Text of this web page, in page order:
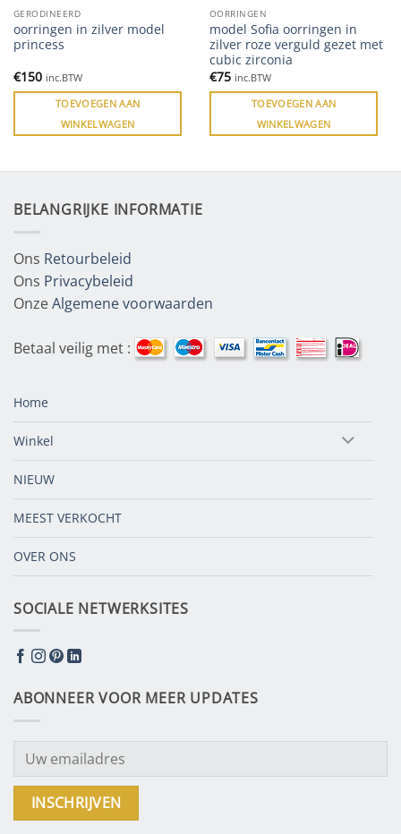
GERODINEERD
oorringen in zilver model
princess
€150 inc.BTW
TOEVOEGEN AAN
WINKELWAGEN
OORRINGEN
model Sofia oorringen in
zilver roze verguld gezet met
cubic zirconia
€75 inc.BTW
TOEVOEGEN AAN
WINKELWAGEN
BELANGRIJKE INFORMATIE
Ons Retourbeleid
Ons Privacybeleid
OnzeAlgemene voorwaarden
Betaal veilig met :
Home
Winkel
NIEUW
MEEST VERKOCHT
OVER ONS
SOCIALE NETWERKSITES
ABONNEER VOOR MEER UPDATES